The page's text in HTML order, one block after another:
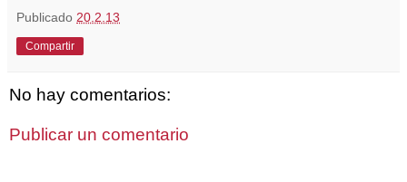
Publicado 20.2.13
Compartir
No hay comentarios:
Publicar un comentario